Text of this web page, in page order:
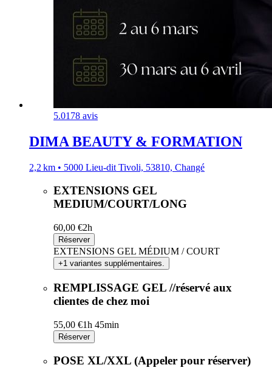
5.0178 avis
DIMA BEAUTY & FORMATION
2,2 km • 5000 Lieu-dit Tivoli, 53810, Changé
EXTENSIONS GEL
MEDIUM/COURT/LONG
60,00 €2h
Réserver
EXTENSIONS GEL MÉDIUM / COURT
+1 variantes supplémentaires.
REMPLISSAGE GEL //réservé aux
clientes de chez moi
55,00 €1h 45min
Réserver
POSE XL/XXL (Appeler pour réserver)